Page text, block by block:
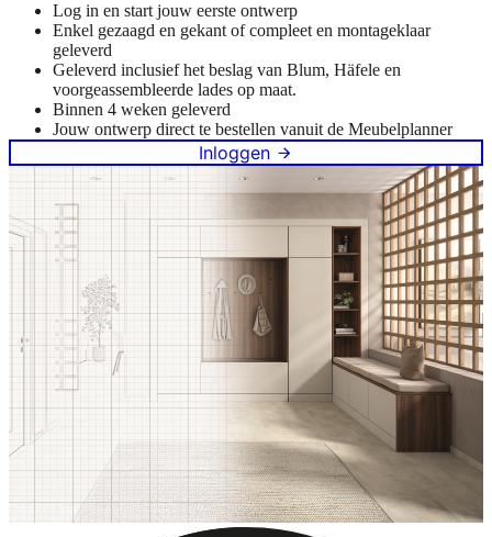
Log in en start jouw eerste ontwerp
Enkel gezaagd en gekant of compleet en montageklaar
geleverd
Geleverd inclusief het beslag van Blum, Häfele en
voorgeassembleerde lades op maat.
Binnen 4 weken geleverd
Jouw ontwerp direct te bestellen vanuit de Meubelplanner
Inloggen